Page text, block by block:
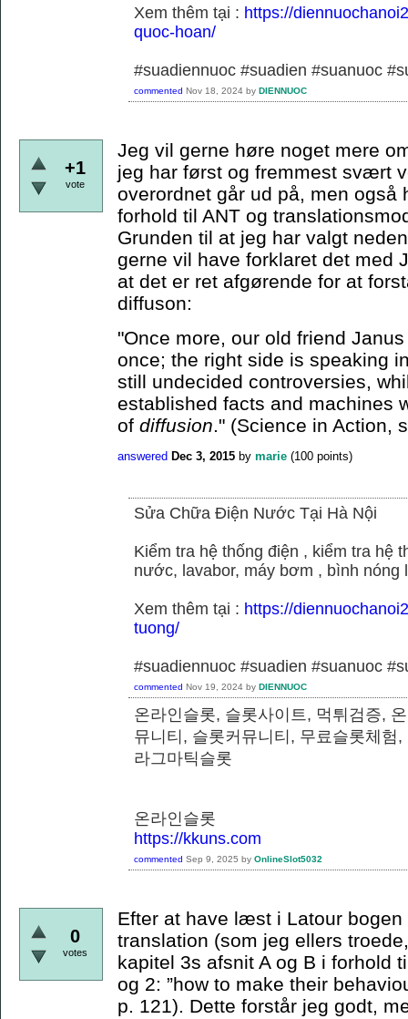
Xem thêm tại : https://
quoc-hoan/
#suadiennuoc #suadien #suanuoc
commented Nov 18, 2024 by DIENNUOC
+1
vote
Jeg vil gerne høre noget mere
jeg har først og fremmest svært
overordnet går ud på, men også
forhold til ANT og
Grunden til at jeg har valgt
gerne vil have forklaret det med
at det er ret afgørende for at
diffuson:
"Once more, our old friend
once; the right side is speaking
still undecided controversies,
established facts and machines
of diffusion ." (Science in Action,
answered Dec 3, 2015 by marie (100 points)
Sửa Chữa Điện Nước Tại Hà Nội
Kiểm tra hệ thống điện , kiểm tra hệ
nước, lavabor, máy bơm , bình nóng
Xem thêm tại : https://
tuong/
#suadiennuoc #suadien #suanuoc
commented Nov 19, 2024 by DIENNUOC
온라인슬롯, 슬롯사이트, 먹튀검증,
뮤니티, 슬롯커뮤니티, 무료슬롯체험
라그마틱슬롯
온라인슬롯
https://kkuns.com
commented Sep 9, 2025 by OnlineSlot5032
0
votes
Efter at have læst i Latour
translation (som jeg ellers
kapitel 3s afsnit A og B i forhold
og 2: ”how to make their
p. 121). Dette forstår jeg godt,